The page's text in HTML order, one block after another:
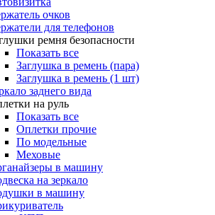
очков
для телефонов
ремня безопасности
Показать все
Заглушка в ремень (пара)
Заглушка в ремень (1 шт)
заднего вида
на руль
Показать все
Оплетки прочиe
По модельные
Меховые
в машину
на зеркало
в машину